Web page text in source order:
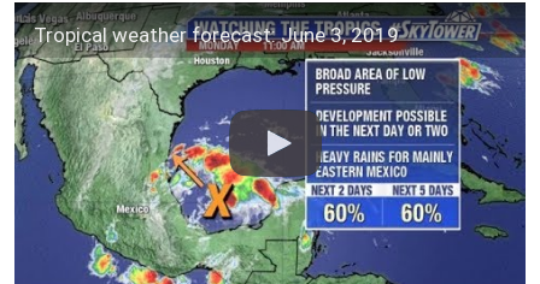
Tropical weather forecast: June 3, 2019